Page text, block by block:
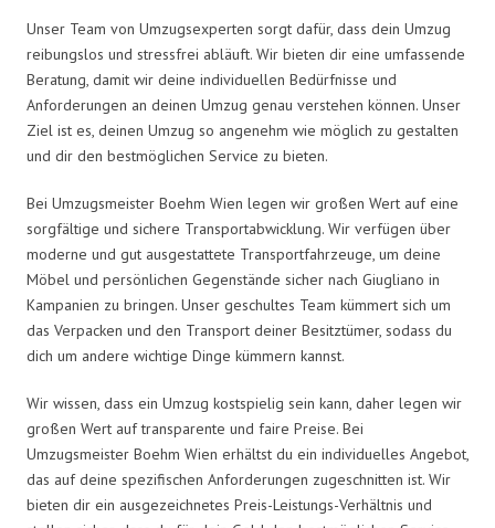
Unser Team von Umzugsexperten sorgt dafür, dass dein Umzug
reibungslos und stressfrei abläuft. Wir bieten dir eine umfassende
Beratung, damit wir deine individuellen Bedürfnisse und
Anforderungen an deinen Umzug genau verstehen können. Unser
Ziel ist es, deinen Umzug so angenehm wie möglich zu gestalten
und dir den bestmöglichen Service zu bieten.
Bei Umzugsmeister Boehm Wien legen wir großen Wert auf eine
sorgfältige und sichere Transportabwicklung. Wir verfügen über
moderne und gut ausgestattete Transportfahrzeuge, um deine
Möbel und persönlichen Gegenstände sicher nach Giugliano in
Kampanien zu bringen. Unser geschultes Team kümmert sich um
das Verpacken und den Transport deiner Besitztümer, sodass du
dich um andere wichtige Dinge kümmern kannst.
Wir wissen, dass ein Umzug kostspielig sein kann, daher legen wir
großen Wert auf transparente und faire Preise. Bei
Umzugsmeister Boehm Wien erhältst du ein individuelles Angebot,
das auf deine spezifischen Anforderungen zugeschnitten ist. Wir
bieten dir ein ausgezeichnetes Preis-Leistungs-Verhältnis und